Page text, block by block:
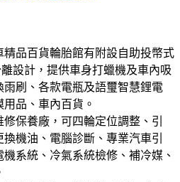
品百貨輪胎館有附設自助投幣式
設計，提供車身打蠟機及車內吸
刷、各款電瓶及語璽智慧鋰電
品、車內百貨。
保養廠，可四輪定位調整、引
機油、電腦診斷、專業汽車引
系統、冷氣系統檢修、補冷媒、